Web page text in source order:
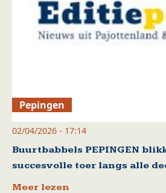
Pepingen
02/04/2026 - 17:14
Buurtbabbels PEPINGEN
succesvolle toer langs alle
Meer lezen